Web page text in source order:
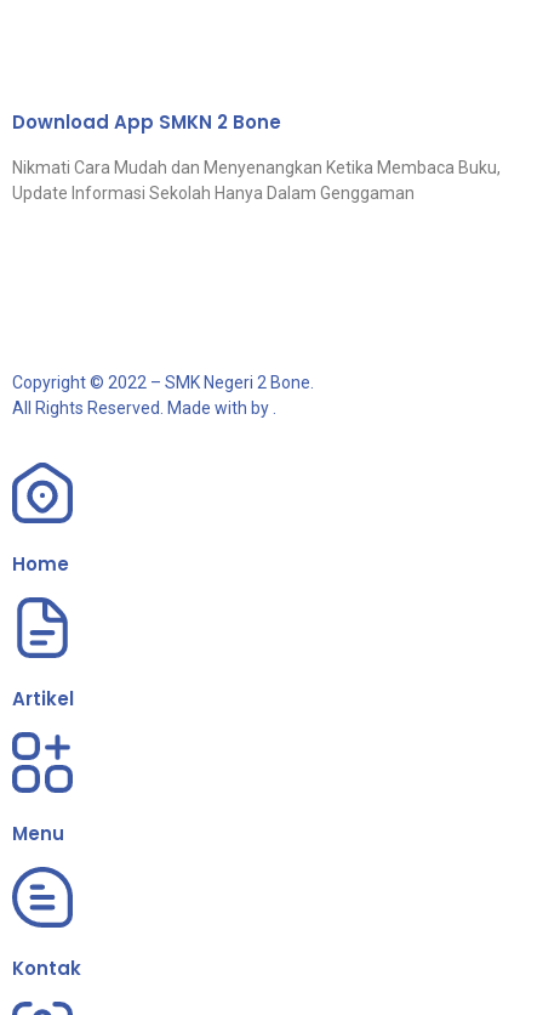
Download App SMKN 2 Bone
Nikmati Cara Mudah dan Menyenangkan Ketika Membaca Buku,
Update Informasi Sekolah Hanya Dalam Genggaman
Copyright © 2022 – SMK Negeri 2 Bone.
All Rights Reserved. Made with by .
Home
Artikel
Menu
Kontak